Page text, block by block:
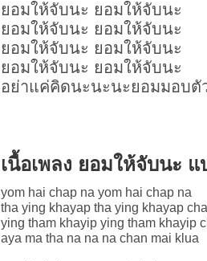
ยอมให้จับนะ ยอมให้จับนะ
ยอมให้จับนะ ยอมให้จับนะ
ยอมให้จับนะ ยอมให้จับนะ
ยอมให้จับนะ ยอมให้จับนะ
อย่าแค่คิดนะนะนะยอมมอบตั
เนื้อเพลง ยอมให้จับนะ แ
yom hai chap na yom hai chap na
tha ying khayap tha ying khayap
ying tham khayip ying tham khayip
aya ma tha na na na chan mai klua